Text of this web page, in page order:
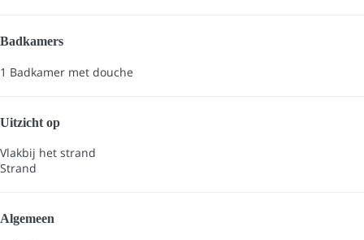
Badkamers
1 Badkamer met douche
Uitzicht op
Vlakbij het strand
Strand
Algemeen